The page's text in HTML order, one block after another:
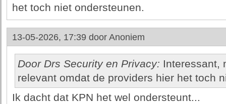
het toch niet ondersteunen.
13-05-2026, 17:39 door Anoniem
Door Drs Security en Privacy: Interessant,
relevant omdat de providers hier het toch
Ik dacht dat KPN het wel ondersteunt...